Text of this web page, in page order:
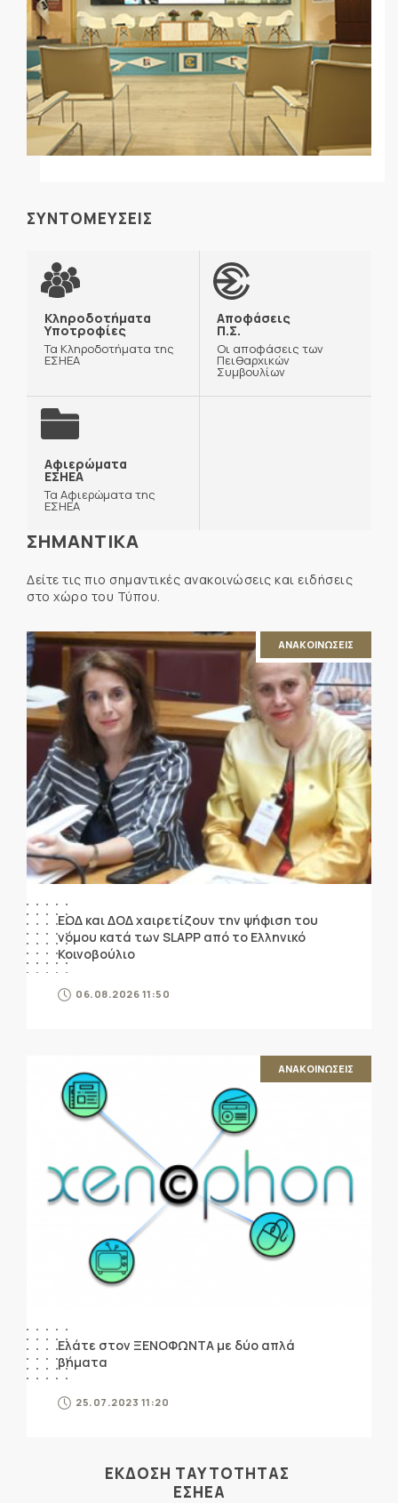
ΣΥΝΤΟΜΕΥΣΕΙΣ
Κληροδοτήματα
Υποτροφίες
Τα Κληροδοτήματα της
ΕΣΗΕΑ
Αποφάσεις
Π.Σ.
Οι αποφάσεις των
Πειθαρχικών
Συμβουλίων
Αφιερώματα
ΕΣΗΕΑ
Τα Αφιερώματα της
ΕΣΗΕΑ
ΣΗΜΑΝΤΙΚΑ
Δείτε τις πιο σημαντικές ανακοινώσεις και ειδήσεις
στο χώρο του Τύπου.
ΑΝΑΚΟΙΝΩΣΕΙΣ
ΕΟΔ και ΔΟΔ χαιρετίζουν την ψήφιση του
νόμου κατά των SLAPP από το Ελληνικό
Κοινοβούλιο
06.08.2026 11:50
ΑΝΑΚΟΙΝΩΣΕΙΣ
Ελάτε στον ΞΕΝΟΦΩΝΤΑ με δύο απλά
βήματα
25.07.2023 11:20
ΕΚΔΟΣΗ ΤΑΥΤΟΤΗΤΑΣ
ΕΣΗΕΑ